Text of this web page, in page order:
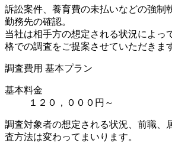
訴訟案件、養育費の未払いなどの強制
勤務先の確認。
当社は相手方の想定される状況によっ
格での調査をご提案させていただきま
調査費用 基本プラン
基本料金
１２０，０００円～
調査対象者の想定される状況、前職、
査方法は変わってまいります。